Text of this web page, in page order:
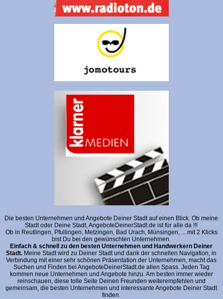
Die besten Unternehmen und Angebote Deiner Stadt auf einen Blick. Ob meine
Stadt oder Deine Stadt, AngeboteDeinerStadt.de ist für alle da !!!
Ob in Reutlingen, Pfullingen, Metzingen, Bad Urach, Münsingen, ... mit 2 Klicks
bist Du bei den gewünschten Unternehmen.
Einfach & schnell zu den besten Unternehmen und Handwerkern Deiner
Stadt. Meine Stadt wird zu Deiner Stadt und dank der schnellen Navigation, in
Verbindung mit einer sehr schönen Präsentation der Unternehmen, macht das
Suchen und Finden bei AngeboteDeinerStadt.de allen Spass. Jeden Tag
kommen neue Unternehmen und Angebote hinzu. Am besten immer wieder
reinschauen, diese tolle Seite Deinen Freunden weiterempfehlen und
gemeinsam, die besten Unternehmen und interessante Angebote Deiner Stadt
finden.